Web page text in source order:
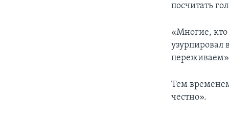
посчитать
«Многие, кто
узурпировал
Тем
честно».